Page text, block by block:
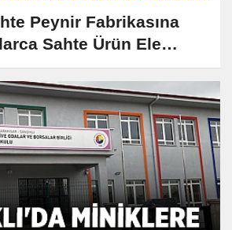
Peynir Fabrikasına
Sahte Ürün Ele